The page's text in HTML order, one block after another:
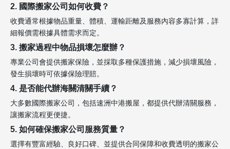
2. 國際搬家公司如何收費？
收費通常根據物品重量、體積、運輸距離及服務內容多寡計算，詳
細報價需根據具體需求而定。
3. 搬家過程中物品損壞怎麼辦？
專業公司會提供搬家保險，並採取多種保護措施，減少損壞風險，
發生損壞時可依據保險理賠。
4. 是否能代辦海關清關手續？
大多數國際搬家公司，包括速洲中港搬屋，都提供代辦清關服務，
讓搬家流程更便捷。
5. 如何確保搬家公司服務質量？
選擇有豐富經驗、良好口碑、並提供合同保障和收費透明的搬家公